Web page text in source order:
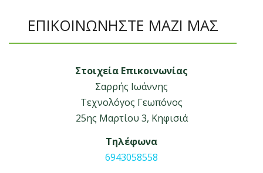
ΕΠΙΚΟΙΝΩΝΗΣΤΕ ΜΑΖΙ ΜΑΣ
Στοιχεία Επικοινωνίας
Σαρρής Ιωάννης
Τεχνολόγος Γεωπόνος
25ης Μαρτίου 3, Κηφισιά
Τηλέφωνα
6943058558